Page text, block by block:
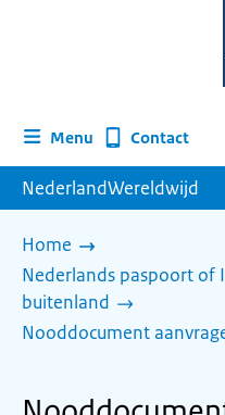
Menu Contact
NederlandWereldwijd
Home
Nederlands paspoort of
buitenland
Nooddocument